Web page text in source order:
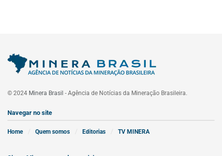
© 2024 Minera Brasil - Agência de Notícias da Mineração Brasileira.
Navegar no site
Home Quem somos Editorias TV MINERA